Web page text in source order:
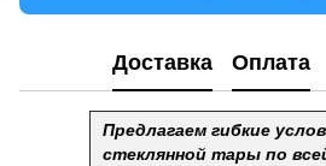
Доставка Оплата
Предлагаем гибкие
стеклянной тары по